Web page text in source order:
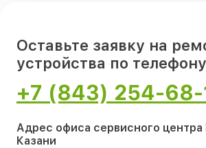
Оставьте заявку на
устройства по телефону
+7 (843) 254-68-
Адрес офиса сервисного
Казани